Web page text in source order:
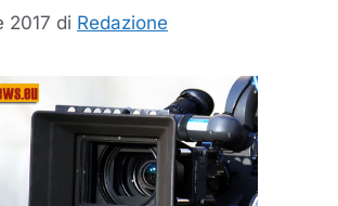
2017 di Redazione